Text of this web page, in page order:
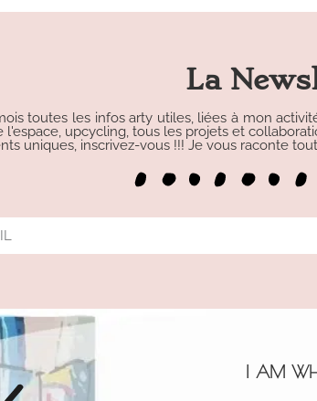
La
toutes les infos arty utiles, liées à mon
upcycling, tous les projets et
uniques, inscrivez-vous !!! Je vous raconte
I AM